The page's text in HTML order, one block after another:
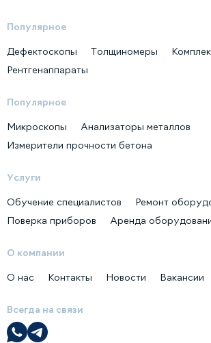
Популярное
Дефектоскопы Толщиномеры
Рентгенаппараты
Популярное
Микроскопы
Анализаторы металлов
Измерители прочности бетона
Услуги
Обучение специалистов
Ремонт
Поверка приборов
Аренда
О компании
О нас Контакты Новости Вакансии
Всегда на связи